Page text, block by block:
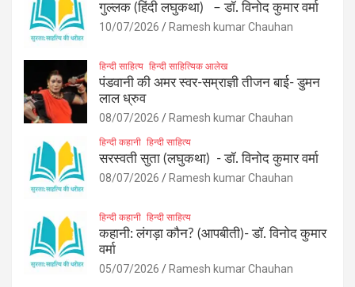
गुल्लक (हिंदी लघुकथा) – डॉ. विनोद कुमार वर्मा
10/07/2026 Ramesh kumar Chauhan
हिन्दी साहित्य हिन्दी साहित्यिक आलेख
पंडवानी की अमर स्वर-सम्राज्ञी तीजन बाई- डुमन
लाल ध्रुव
08/07/2026 Ramesh kumar Chauhan
हिन्दी कहानी हिन्दी साहित्य
सरस्वती सुता (लघुकथा) ​- डॉ. विनोद कुमार वर्मा
08/07/2026 Ramesh kumar Chauhan
हिन्दी कहानी हिन्दी साहित्य
कहानी: लंगड़ा कौन? (आपबीती)​- डॉ. विनोद कुमार
वर्मा
05/07/2026 Ramesh kumar Chauhan